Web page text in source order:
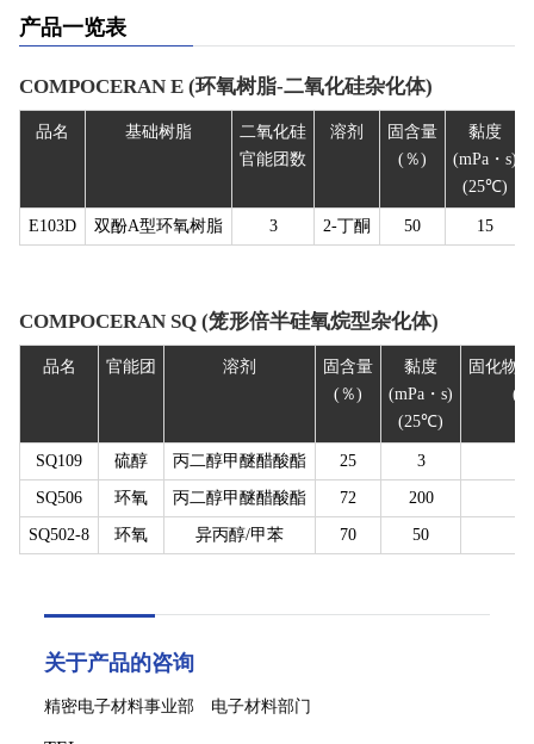
产品一览表
COMPOCERAN E (环氧树脂-二氧化硅杂化体)
品名 基础树脂
二氧化硅
官能团数
溶剂
固含量
(％)
黏度
(mPa・s)
(25℃)
E103D 双酚A型环氧树脂 3 2-丁酮 50 15
COMPOCERAN SQ (笼形倍半硅氧烷型杂化体)
品名 官能团 溶剂
固含量
(％)
黏度
(mPa・s)
(25℃)
固化物
(
SQ109 硫醇 丙二醇甲醚醋酸酯 25 3
SQ506 环氧 丙二醇甲醚醋酸酯 72 200
SQ502-8 环氧 异丙醇/甲苯 70 50
关于产品的咨询
精密电子材料事业部 电子材料部门